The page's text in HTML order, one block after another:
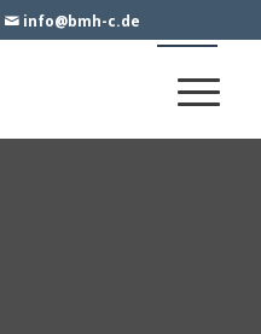
info@bmh-c.de